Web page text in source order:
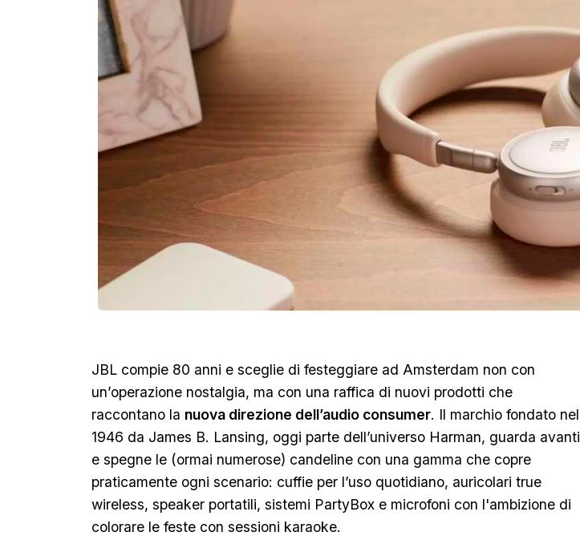
JBL compie 80 anni e sceglie di festeggiare ad Amsterdam non con
un’operazione nostalgia, ma con una raffica di nuovi prodotti che
raccontano la nuova direzione dell’audio consumer. Il marchio fondato nel
1946 da James B. Lansing, oggi parte dell’universo Harman, guarda avanti
e spegne le (ormai numerose) candeline con una gamma che copre
praticamente ogni scenario: cuffie per l’uso quotidiano, auricolari true
wireless, speaker portatili, sistemi PartyBox e microfoni con l'ambizione di
colorare le feste con sessioni karaoke.